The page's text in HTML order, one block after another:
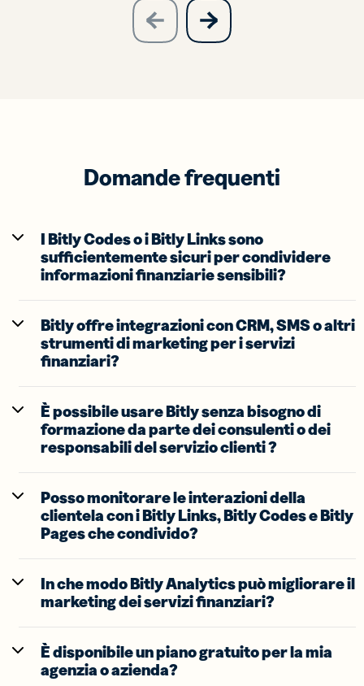
previous
slide
next
slide
Domande frequenti
I Bitly Codes o i Bitly Links sono
sufficientemente sicuri per condividere
informazioni finanziarie sensibili?
Bitly offre integrazioni con CRM, SMS o altri
strumenti di marketing per i servizi
finanziari?
È possibile usare Bitly senza bisogno di
formazione da parte dei consulenti o dei
responsabili del servizio clienti ?
Posso monitorare le interazioni della
clientela con i Bitly Links, Bitly Codes e Bitly
Pages che condivido?
In che modo Bitly Analytics può migliorare il
marketing dei servizi finanziari?
È disponibile un piano gratuito per la mia
agenzia o azienda?